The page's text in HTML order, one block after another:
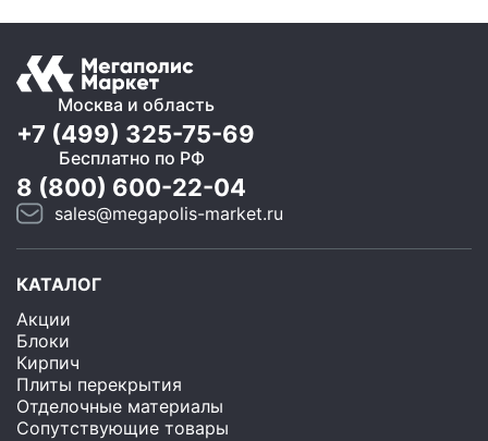
Москва и область
+7 (499) 325-75-69
Бесплатно по РФ
8 (800) 600-22-04
sales@megapolis-market.ru
КАТАЛОГ
Акции
Блоки
Кирпич
Плиты перекрытия
Отделочные материалы
Сопутствующие товары